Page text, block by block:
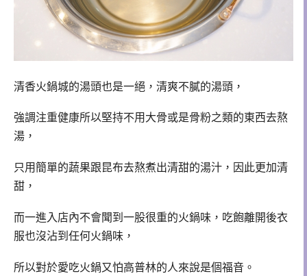
清香火鍋城的湯頭也是一絕，清爽不膩的湯頭，
強調注重健康所以堅持不用大骨或是骨粉之類的東西去熬
湯，
只用簡單的蔬果跟昆布去熬煮出清甜的湯汁，因此更加清
甜，
而一進入店內不會聞到一股很重的火鍋味，吃飽離開後衣
服也沒沾到任何火鍋味，
所以對於愛吃火鍋又怕高普林的人來說是個福音。